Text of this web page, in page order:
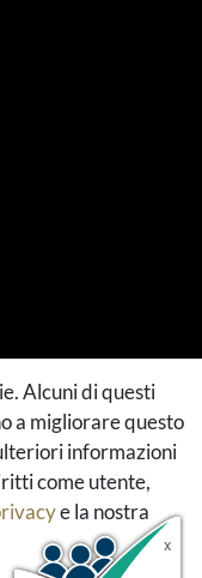
Alcuni di questi
a migliorare questo
informazioni
come utente,
e la nostra